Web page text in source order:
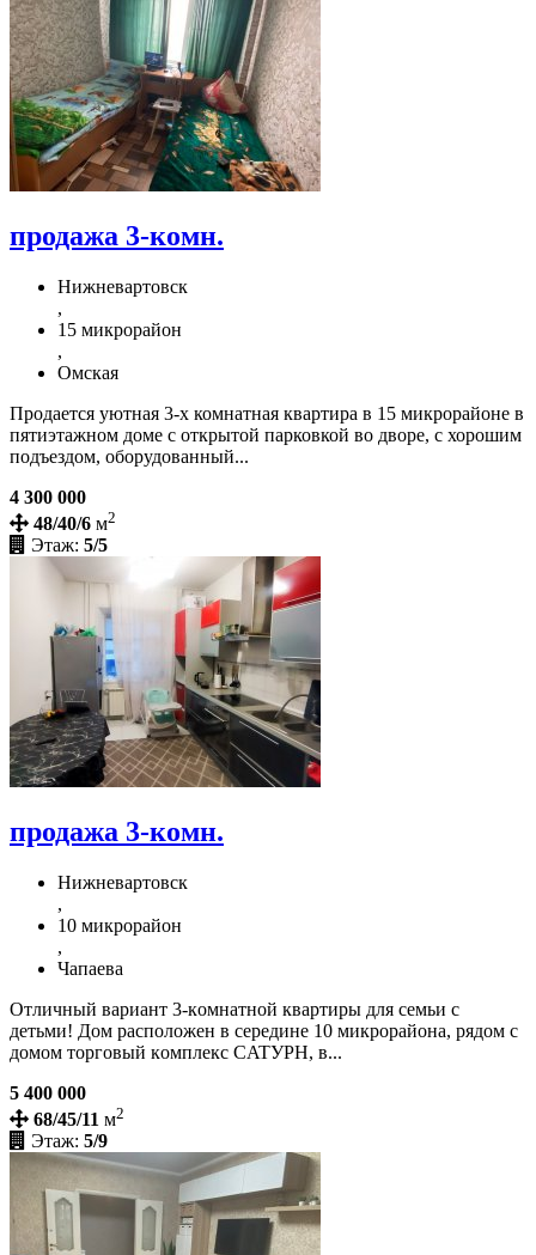
продажа 3-комн.
Нижневартовск
,
15 микрорайон
,
Омская
Продается уютная 3-х комнатная квартира в 15 микрорайоне в
пятиэтажном доме с открытой парковкой во дворе, с хорошим
подъездом, оборудованный...
4 300 000
48/40/6 м2
Этаж: 5/5
продажа 3-комн.
Нижневартовск
,
10 микрорайон
,
Чапаева
Отличный вариaнт 3-кoмнaтной квaртиры для семьи c
детьми! Дoм раcпoлoжен в сepeдинe 10 микpopайона, pядoм с
дoмoм тoргoвый кoмплекс CATУPH, в...
5 400 000
68/45/11 м2
Этаж: 5/9